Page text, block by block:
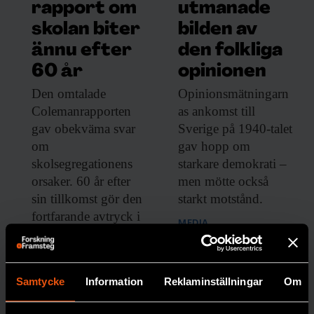
Samtycke Information Reklaminställningar Om
omyndigförklarad. Barnen blir
omhändertagna och man själv kan hamna
på arbetsstuga. Samhället vill inte riktigt
hjälpa ogifta mödrar, för det kunde ses som
att man uppmuntrar kvinnornas lösaktiga
leverne. Men att faktiskt be om hjälp är
också ett sätt att visa att man bryr sig om
sina barn.
När börjar staten kliva in och försöka
styra upp föräldraskapet?
­– Det första är i mitten av 1700-talet när
föräldrarådgivningen införs och man
placerar barnmorskor och läkare runt om i
rapport om
skolan biter
ännu efter
60 år
Den omtalade
Colemanrapporten
gav obekväma svar
om
skolsegregationens
orsaker. 60 år efter
sin tillkomst gör den
fortfarande avtryck i
debatten.
utmanade
bilden av
den folkliga
opinionen
Opinionsmätningarn
as ankomst till
Sverige på 1940-talet
gav hopp om
starkare demokrati –
men mötte också
starkt motstånd.
MEDIA